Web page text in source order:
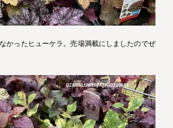
かったヒューケラ。売場満載にしましたのでぜ